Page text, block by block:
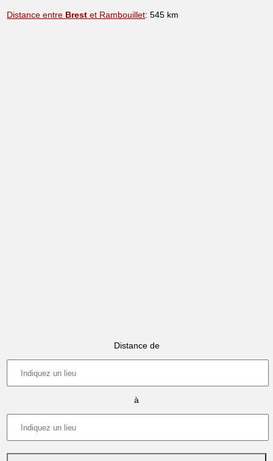
Distance entre Brest et Rambouillet: 545 km
Distance de
à